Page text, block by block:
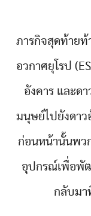
ภารกิจสุดท้ายท้
อวกาศยุโรป
อังคาร และด
มนุษย์ไปยังดาว
ก่อนหน้านั้นพว
อุปกรณ์เพื่อพัฒ
กลับมา